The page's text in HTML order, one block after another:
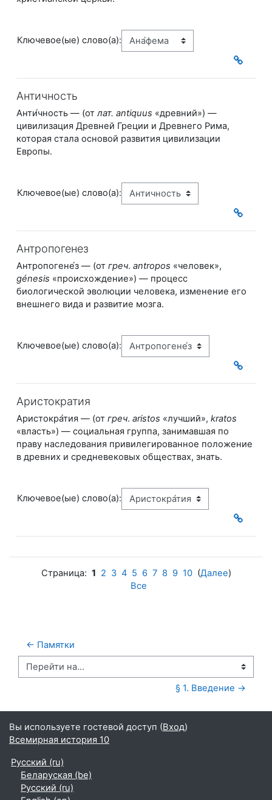
Ключевое(ые) слово(а):
Античность
Анти́чность — (отлат. antiquus «древний») —
цивилизация Древней Греции и Древнего Рима,
которая стала основой развития цивилизации
Европы.
Ключевое(ые) слово(а):
Антропогенез
Антропогене́з — (от греч. antropos «человек»,
génesis «происхождение») — процесс
биологической эволюции человека, изменение его
внешнего вида и развитие мозга.
Ключевое(ые) слово(а):
Аристократия
Аристокра́тия — (от греч. aristos «лучший», kratos
«власть») — социальная группа, занимавшая по
праву наследования привилегированное положение
в древних и средневековых обществах, знать.
Ключевое(ые) слово(а):
Страница: 1 2 3 4 5 6 7 8 9 10(Далее)
Все
← Памятки
Перейти на...
§ 1. Введение →
Вы используете гостевой доступ (Вход)
Всемирная история 10
Русский ‎(ru)‎
Беларуская ‎(be)‎
Русский ‎(ru)‎